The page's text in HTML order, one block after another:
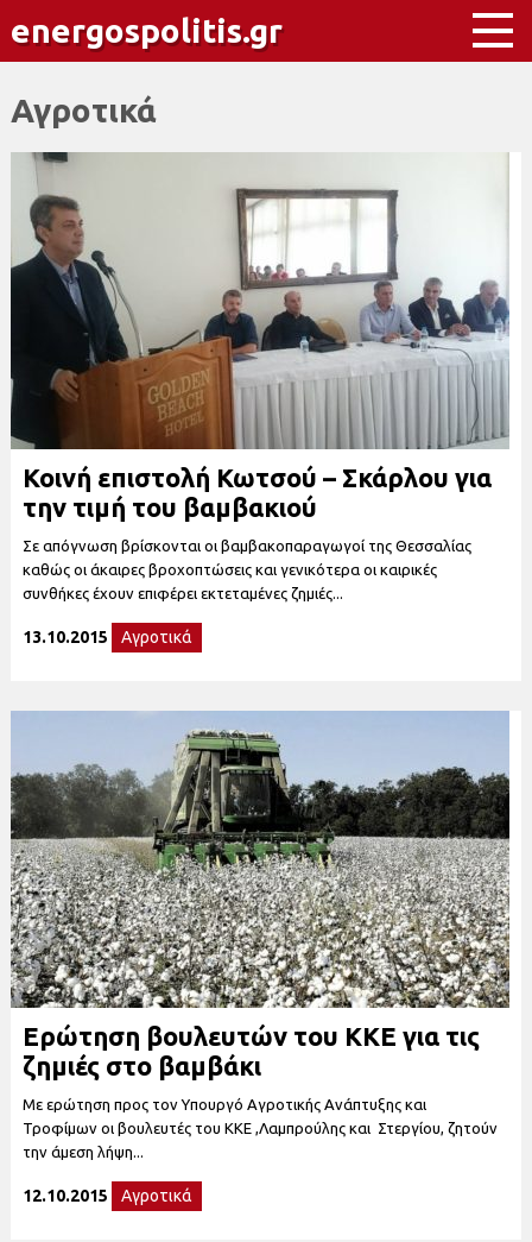
energospolitis.gr
Αγροτικά
Κοινή επιστολή Κωτσού – Σκάρλου για
την τιμή του βαμβακιού
Σε απόγνωση βρίσκονται οι βαμβακοπαραγωγοί της Θεσσαλίας
καθώς οι άκαιρες βροχοπτώσεις και γενικότερα οι καιρικές
συνθήκες έχουν επιφέρει εκτεταμένες ζημιές...
13.10.2015 Αγροτικά
Ερώτηση βουλευτών του ΚΚΕ για τις
ζημιές στο βαμβάκι
Με ερώτηση προς τον Υπουργό Αγροτικής Ανάπτυξης και
Τροφίμων οι βουλευτές του ΚΚΕ ,Λαμπρούλης και Στεργίου, ζητούν
την άμεση λήψη...
12.10.2015 Αγροτικά